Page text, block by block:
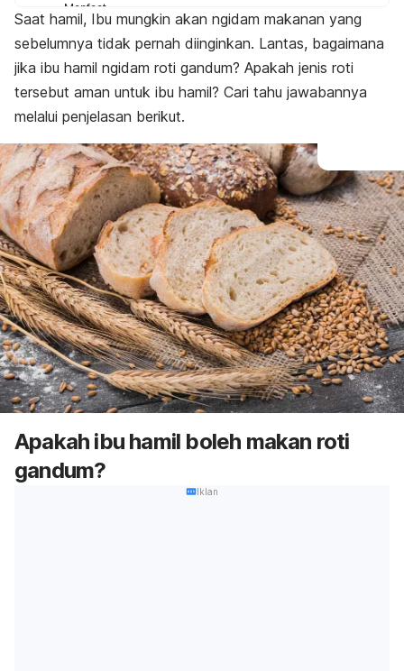
Manfaat
Aturan
Saat hamil, Ibu mungkin akan ngidam makanan yang
sebelumnya tidak pernah diinginkan. Lantas, bagaimana
jika ibu hamil ngidam roti gandum? Apakah jenis roti
tersebut aman untuk ibu hamil? Cari tahu jawabannya
melalui penjelasan berikut.
Apakah ibu hamil boleh makan roti
gandum?
Iklan